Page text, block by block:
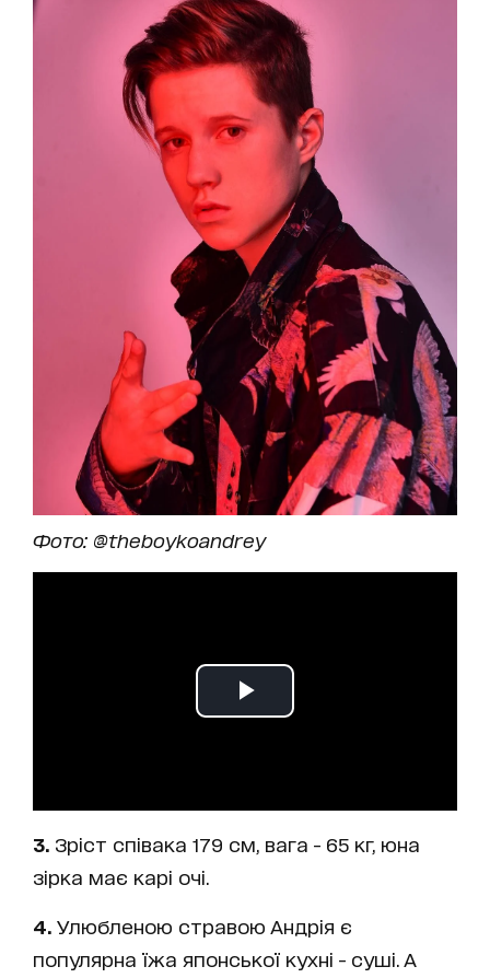
Фото: @theboykoandrey
3. Зріст співака 179 см, вага - 65 кг, юна
зірка має карі очі.
4. Улюбленою стравою Андрія є
популярна їжа японської кухні - суші. А